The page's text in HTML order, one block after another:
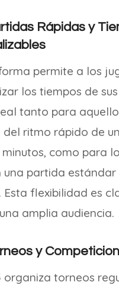
Rápidas y
permite a los
los tiempos de
tanto para
del ritmo rápido de
minutos, como para
una partida estándar
Esta flexibilidad es
amplia audiencia.
y
organiza torneos